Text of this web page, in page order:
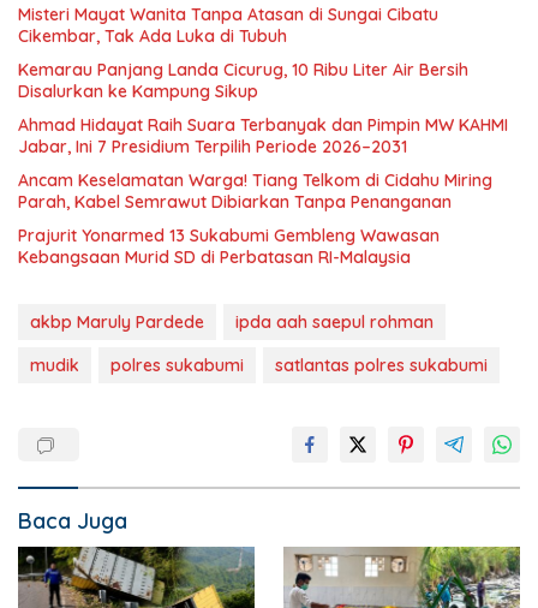
Misteri Mayat Wanita Tanpa Atasan di Sungai Cibatu
Cikembar, Tak Ada Luka di Tubuh
Kemarau Panjang Landa Cicurug, 10 Ribu Liter Air Bersih
Disalurkan ke Kampung Sikup
Ahmad Hidayat Raih Suara Terbanyak dan Pimpin MW KAHMI
Jabar, Ini 7 Presidium Terpilih Periode 2026–2031
Ancam Keselamatan Warga! Tiang Telkom di Cidahu Miring
Parah, Kabel Semrawut Dibiarkan Tanpa Penanganan
Prajurit Yonarmed 13 Sukabumi Gembleng Wawasan
Kebangsaan Murid SD di Perbatasan RI-Malaysia
akbp Maruly Pardede
ipda aah saepul rohman
mudik
polres sukabumi satlantas polres sukabumi
Baca Juga